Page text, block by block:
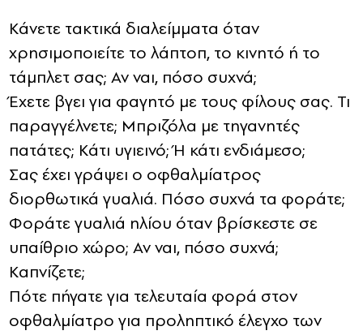
Κάνετε τακτικά διαλείμματα όταν
χρησιμοποιείτε το λάπτοπ, το κινητό ή το
τάμπλετ σας; Αν ναι, πόσο συχνά;
Έχετε βγει για φαγητό με τους φίλους σας. Τι
παραγγέλνετε; Μπριζόλα με τηγανητές
πατάτες; Κάτι υγιεινό; Ή κάτι ενδιάμεσο;
Σας έχει γράψει ο οφθαλμίατρος
διορθωτικά γυαλιά. Πόσο συχνά τα φοράτε;
Φοράτε γυαλιά ηλίου όταν βρίσκεστε σε
υπαίθριο χώρο; Αν ναι, πόσο συχνά;
Καπνίζετε;
Πότε πήγατε για τελευταία φορά στον
οφθαλμίατρο για προληπτικό έλεγχο των